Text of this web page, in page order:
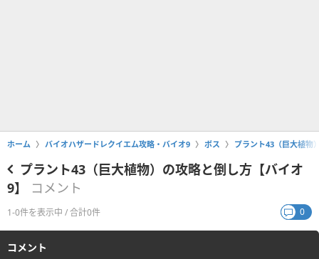
ホーム バイオハザードレクイエム攻略・バイオ9 ボス プラント43（巨大植物
プラント43（巨大植物）の攻略と倒し方【バイオ
9】
コメント
1-0件を表示中 / 合計0件 0
コメント